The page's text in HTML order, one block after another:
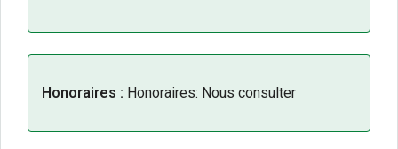
Honoraires : Honoraires: Nous consulter